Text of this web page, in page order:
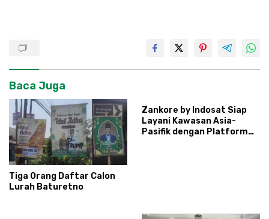
Baca Juga
Tiga Orang Daftar Calon
Lurah Baturetno
Zankore by Indosat Siap
Layani Kawasan Asia-
Pasifik dengan Platform